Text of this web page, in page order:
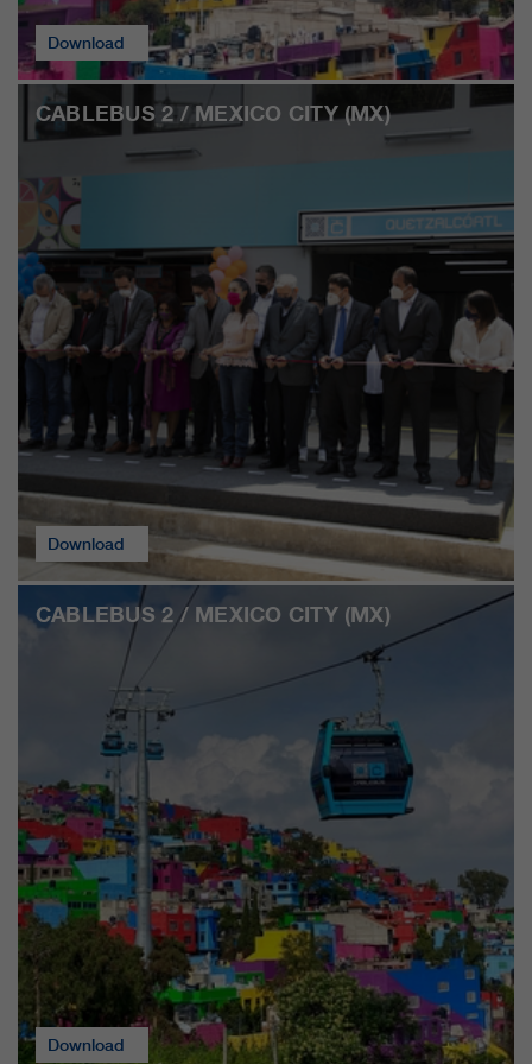
Download
CABLEBUS 2 / MEXICO CITY (MX)
Download
CABLEBUS 2 / MEXICO CITY (MX)
Download